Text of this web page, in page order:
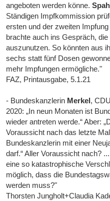
angeboten werden könne.
Ständigen Impfkommission
ersten und der zweiten
brachte auch ins Gespräch,
auszunutzen. So könnten aus
sechs statt fünf Dosen
mehr Impfungen ermögliche."
FAZ, Printausgabe, 5.1.21
- Bundeskanzlerin Merkel,
2020: „In neun Monaten ist
wieder antreten werde.“ Aber:
Voraussicht nach das letzte
Bundeskanzlerin mit einer
darf.“ Aller Voraussicht nach?
eine so katastrophische
möglich, dass die
werden muss?"
Thorsten Jungholt+Claudia